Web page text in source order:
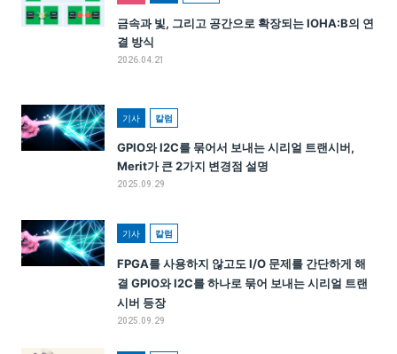
금속과 빛, 그리고 공간으로 확장되는 IOHA:B의 연
결 방식
2026.04.21
기사 칼럼
GPIO와 I2C를 묶어서 보내는 시리얼 트랜시버,
Merit가 큰 2가지 변경점 설명
2025.09.29
기사 칼럼
FPGA를 사용하지 않고도 I/O 문제를 간단하게 해
결 GPIO와 I2C를 하나로 묶어 보내는 시리얼 트랜
시버 등장
2025.09.29